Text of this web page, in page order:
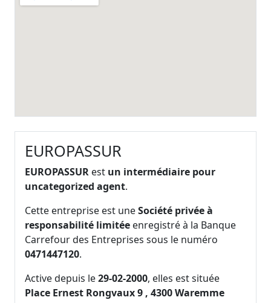
EUROPASSUR
EUROPASSUR est un intermédiaire pour
uncategorized agent.
Cette entreprise est uneSociété privée à
responsabilité limitée enregistré à la Banque
Carrefour des Entreprises sous le numéro
0471447120.
Active depuis le29-02-2000, elles est située
Place Ernest Rongvaux 9 , 4300 Waremme